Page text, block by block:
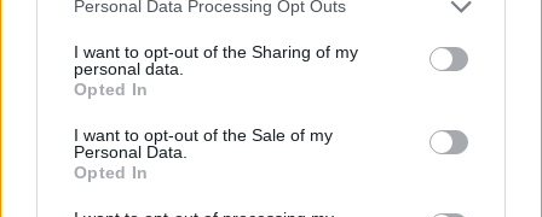
not limited to your visit or usage behaviour. You may click to
grant or deny consent to Google and its third-party tags to
use your data for below specified purposes in below Google
consent section.
Personal Data Processing Opt Outs
I want to opt-out of the Sharing of my
personal data.
Opted In
I want to opt-out of the Sale of my
Personal Data.
Opted In
di rigore documentale. Editor di redazione, ha
Porto Vecchio.